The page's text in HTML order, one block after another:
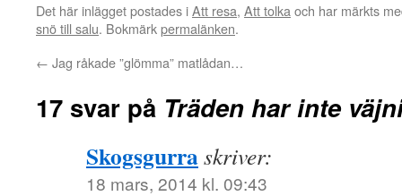
Det här inlägget postades iAtt resa, Att tolka och har märkts
snö till salu. Bokmärkpermalänken.
← Jag råkade ”glömma” matlådan…
17 svar på Träden har inte
Skogsgurraskriver:
18 mars, 2014 kl. 09:43